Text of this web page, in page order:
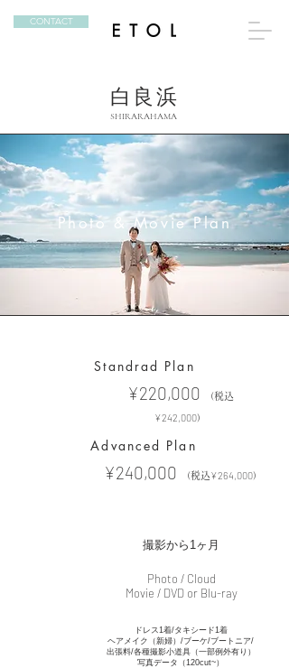
CONTACT
​白良浜
SHIRARAHAMA
Photo & Movie Plan
Standrad Plan
¥220,000 （税込
¥242,000）
Advanced Plan
¥240,000 （税込¥264,000）
撮影から1ヶ月
Photo / Cloud
Movie / DVD or Blu-ray
ドレス1着/タキシード1着
ヘアメイク（新婦）/ブーケ/ブートニア/
出張料/各種撮影小道具（一部例外有り）
写真データ（120cut~）